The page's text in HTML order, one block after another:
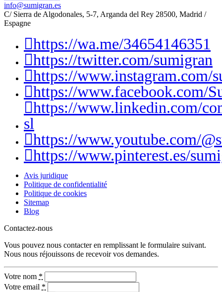
info@sumigran.es
C/ Sierra de Algodonales, 5-7, Arganda del Rey 28500, Madrid /
Espagne
https://wa.me/34654146351
https://twitter.com/sumigran
https://www.instagram.com/
https://www.facebook.com/
https://www.linkedin.com/
sl
https://www.youtube.com/
https://www.pinterest.es/
Avis juridique
Politique de confidentialité
Politique de cookies
Sitemap
Blog
Contactez-nous
Vous pouvez nous contacter en remplissant le formulaire suivant.
Nous nous réjouissons de recevoir vos demandes.
Votre nom *
Votre email *